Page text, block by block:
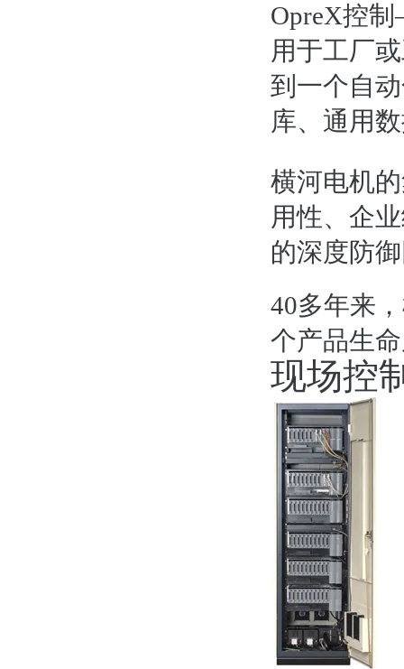
OpreX控
用于工厂
到一个自
库、通用
横河电机
用性、企
的深度防
40多年来
个产品生
现场控